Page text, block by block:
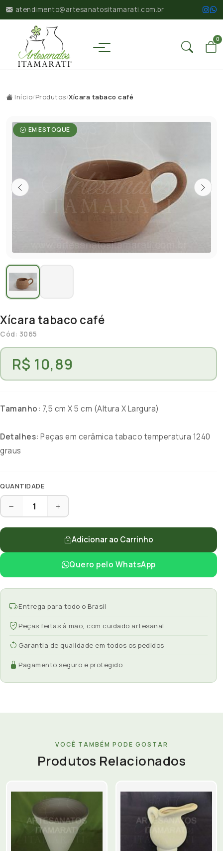
atendimento@artesanatositamarati.com.br
0
Início/Produtos/Xícara tabaco café
EM ESTOQUE
Xícara tabaco café
Cód: 3065
R$ 10,89
Tamanho: 7,5 cm X 5 cm (Altura X Largura)
Detalhes: Peças em cerâmica tabaco temperatura 1240
graus
QUANTIDADE
Adicionar ao Carrinho
Quero pelo WhatsApp
Entrega para todo o Brasil
Peças feitas à mão, com cuidado artesanal
Garantia de qualidade em todos os pedidos
Pagamento seguro e protegido
VOCÊ TAMBÉM PODE GOSTAR
Produtos Relacionados